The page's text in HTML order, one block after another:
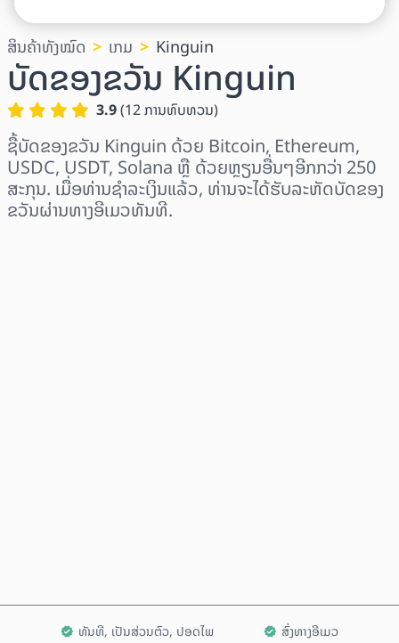
ສິນຄ້າທັງໝົດ ເກມ Kinguin
ບັດຂອງຂວັນ Kinguin
3.9(12ການທົບທວນ)
ຊື້ບັດຂອງຂວັນ Kinguin ດ້ວຍ Bitcoin, Ethereum,
USDC, USDT, Solana ຫຼື ດ້ວຍຫຼຽນອື່ນໆອີກກວ່າ 250
ສະກຸນ. ເມື່ອທ່ານຊຳລະເງິນແລ້ວ, ທ່ານຈະໄດ້ຮັບລະຫັດບັດຂອງ
ຂວັນຜ່ານທາງອີເມວທັນທີ.
ທັນທີ, ເປັນສ່ວນຕົວ, ປອດໄພ ສົ່ງທາງອີເມວ